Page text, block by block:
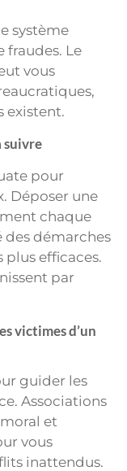
système
fraudes. Le
vous
existent.
suivre
pour
Déposer une
chaque
des démarches
plus efficaces.
par
victimes d’un
guider les
Associations
et
vous
inattendus.